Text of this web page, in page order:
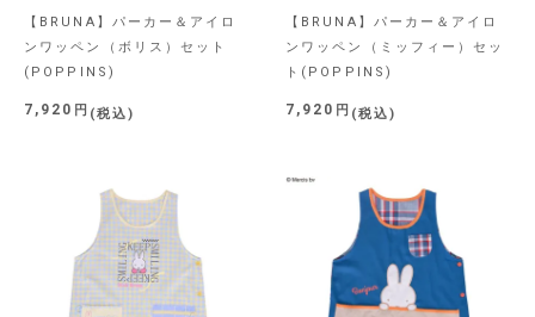
【BRUNA】パーカー＆アイロ
ンワッペン（ボリス）セット
(POPPINS)
7,920 税込
【BRUNA】パーカー＆アイロ
ンワッペン（ミッフィー）セッ
ト(POPPINS)
7,920 税込